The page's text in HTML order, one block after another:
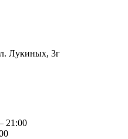
Лукиных, 3г
21:00